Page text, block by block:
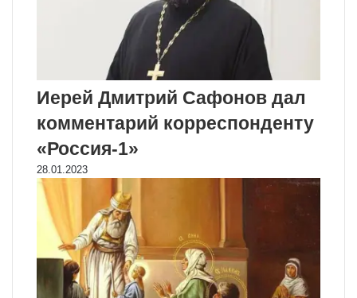
Иерей Дмитрий Сафонов дал
комментарий корреспонденту
«Россия-1»
28.01.2023